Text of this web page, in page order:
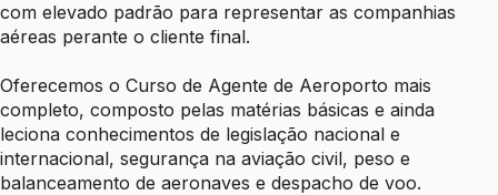
com elevado padrão para representar as companhias
aéreas perante o cliente final.
Oferecemos o Curso de Agente de Aeroporto mais
completo, composto pelas matérias básicas e ainda
leciona conhecimentos de legislação nacional e
internacional, segurança na aviação civil, peso e
balanceamento de aeronaves e despacho de voo.